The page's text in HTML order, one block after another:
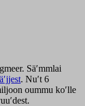
Säʹmmlai
. Nuʹt 6
oummu koʹlle